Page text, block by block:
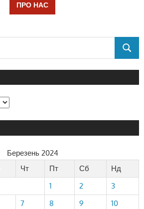
ПРО НАС
Березень 2024
Чт Пт Сб
Нд
1
2
3
7 8 9
10